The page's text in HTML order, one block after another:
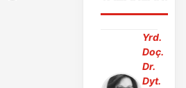
Yrd.
Doç.
Dr.
Dyt.